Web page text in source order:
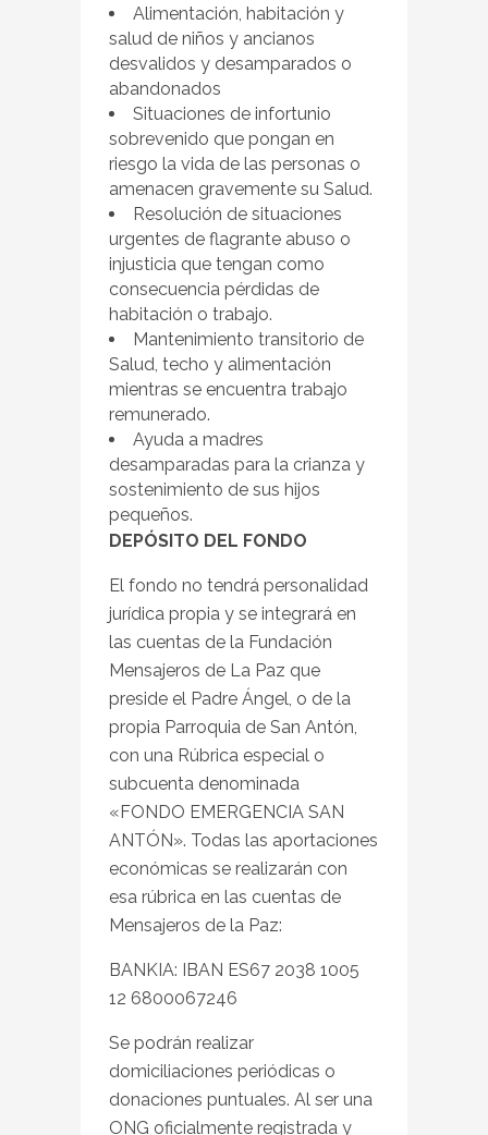
Alimentación, habitación y
salud de niños y ancianos
desvalidos y desamparados o
abandonados
Situaciones de infortunio
sobrevenido que pongan en
riesgo la vida de las personas o
amenacen gravemente su Salud.
Resolución de situaciones
urgentes de flagrante abuso o
injusticia que tengan como
consecuencia pérdidas de
habitación o trabajo.
Mantenimiento transitorio de
Salud, techo y alimentación
mientras se encuentra trabajo
remunerado.
Ayuda a madres
desamparadas para la crianza y
sostenimiento de sus hijos
pequeños.
DEPÓSITO DEL FONDO
El fondo no tendrá personalidad
jurídica propia y se integrará en
las cuentas de la Fundación
Mensajeros de La Paz que
preside el Padre Ángel, o de la
propia Parroquia de San Antón,
con una Rúbrica especial o
subcuenta denominada
«FONDO EMERGENCIA SAN
ANTÓN». Todas las aportaciones
económicas se realizarán con
esa rúbrica en las cuentas de
Mensajeros de la Paz:
BANKIA: IBAN ES67 2038 1005
12 6800067246
Se podrán realizar
domiciliaciones periódicas o
donaciones puntuales. Al ser una
ONG oficialmente registrada y